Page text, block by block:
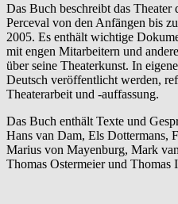
Das Buch beschreibt das Theater
Perceval von den Anfängen bis
2005. Es enthält wichtige
mit engen Mitarbeitern und
über seine Theaterkunst. In
Deutsch veröffentlicht werden,
Theaterarbeit und -auffassung.
Das Buch enthält Texte und
Hans van Dam, Els Dottermans,
Marius von Mayenburg, Mark
Thomas Ostermeier und Thomas